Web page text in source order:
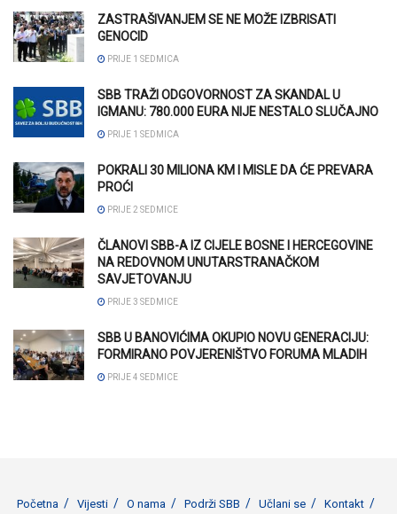
ZASTRAŠIVANJEM SE NE MOŽE IZBRISATI
GENOCID
PRIJE 1 SEDMICA
SBB TRAŽI ODGOVORNOST ZA SKANDAL U
IGMANU: 780.000 EURA NIJE NESTALO SLUČAJNO
PRIJE 1 SEDMICA
POKRALI 30 MILIONA KM I MISLE DA ĆE PREVARA
PROĆI
PRIJE 2 SEDMICE
ČLANOVI SBB-A IZ CIJELE BOSNE I HERCEGOVINE
NA REDOVNOM UNUTARSTRANAČKOM
SAVJETOVANJU
PRIJE 3 SEDMICE
SBB U BANOVIĆIMA OKUPIO NOVU GENERACIJU:
FORMIRANO POVJERENIŠTVO FORUMA MLADIH
PRIJE 4 SEDMICE
Početna Vijesti O nama Podrži SBB Učlani se Kontakt